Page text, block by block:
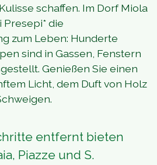
schaffen. Im Dorf Miola
Presepi* die
zum Leben: Hunderte
sind in Gassen, Fenstern
Genießen Sie einen
Licht, dem Duft von Holz
entfernt bieten
Piazze und S.